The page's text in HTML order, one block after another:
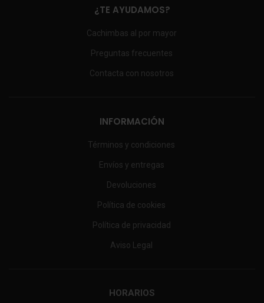
¿TE AYUDAMOS?
Cachimbas al por mayor
Preguntas frecuentes
Contacta con nosotros
INFORMACIÓN
Términos y condiciones
Envíos y entregas
Devoluciones
Política de cookies
Política de privacidad
Aviso Legal
HORARIOS